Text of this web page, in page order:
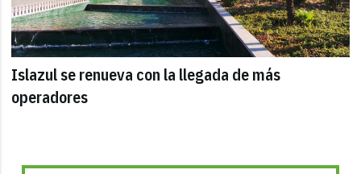
Islazul se renueva con la llegada de más
operadores